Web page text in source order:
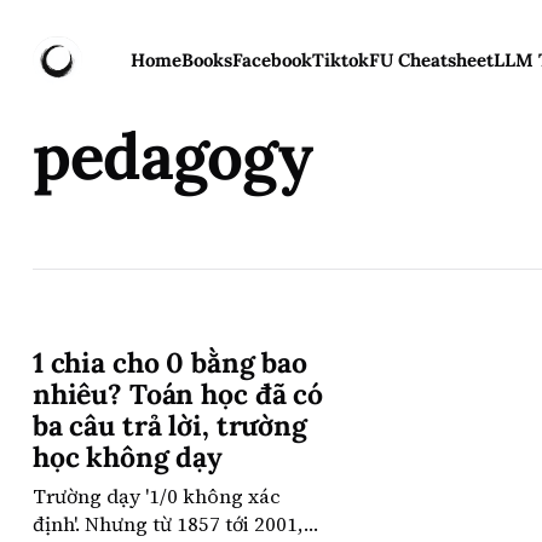
HomeBooksFacebookTiktokFU CheatsheetLLM
pedagogy
1 chia cho 0 bằng bao
nhiêu? Toán học đã có
ba câu trả lời, trường
học không dạy
Trường dạy '1/0 không xác
định'. Nhưng từ 1857 tới 2001,